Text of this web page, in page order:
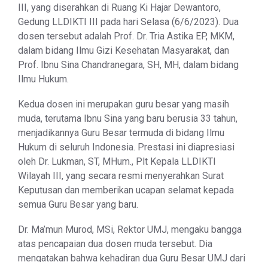
III, yang diserahkan di Ruang Ki Hajar Dewantoro,
Gedung LLDIKTI III pada hari Selasa (6/6/2023). Dua
dosen tersebut adalah Prof. Dr. Tria Astika EP, MKM,
dalam bidang Ilmu Gizi Kesehatan Masyarakat, dan
Prof. Ibnu Sina Chandranegara, SH, MH, dalam bidang
Ilmu Hukum.
Kedua dosen ini merupakan guru besar yang masih
muda, terutama Ibnu Sina yang baru berusia 33 tahun,
menjadikannya Guru Besar termuda di bidang Ilmu
Hukum di seluruh Indonesia. Prestasi ini diapresiasi
oleh Dr. Lukman, ST, MHum., Plt Kepala LLDIKTI
Wilayah III, yang secara resmi menyerahkan Surat
Keputusan dan memberikan ucapan selamat kepada
semua Guru Besar yang baru.
Dr. Ma’mun Murod, MSi, Rektor UMJ, mengaku bangga
atas pencapaian dua dosen muda tersebut. Dia
mengatakan bahwa kehadiran dua Guru Besar UMJ dari